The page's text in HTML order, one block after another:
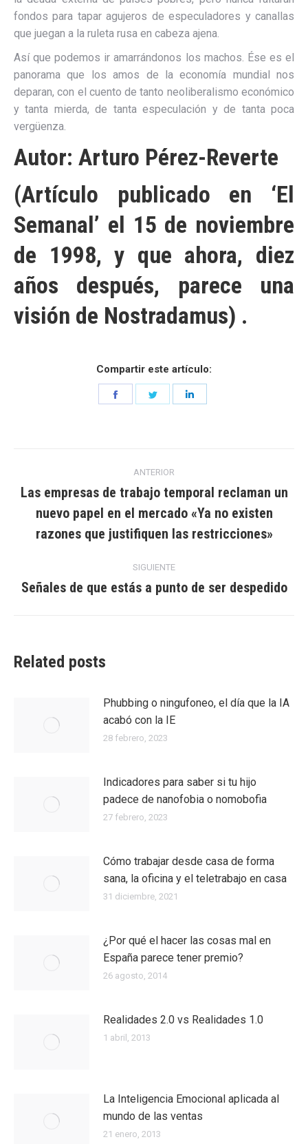
fondos para tapar agujeros de especuladores y canallas
que juegan a la ruleta rusa en cabeza ajena.
Así que podemos ir amarrándonos los machos. Ése es el
panorama que los amos de la economía mundial nos
deparan, con el cuento de tanto neoliberalismo económico
y tanta mierda, de tanta especulación y de tanta poca
vergüenza.
Autor: Arturo Pérez-Reverte
(Artículo publicado en ‘El
Semanal’ el 15 de noviembre
de 1998, y que ahora, diez
años después, parece una
visión de Nostradamus) .
Compartir este artículo:
Share
entre
entradas
ANTERIOR
Entrada
anterior:
Las empresas de trabajo temporal reclaman un
nuevo papel en el mercado «Ya no existen
razones que justifiquen las restricciones»
SIGUIENTE
Entrada
Señales de que estás a punto de ser despedido
Related posts
Phubbing​ o ningufoneo, el día que la IA
acabó con la IE
28 febrero, 2023
Indicadores para saber si tu hijo
padece de nanofobia o nomobofia
27 febrero, 2023
Cómo trabajar desde casa de forma
sana, la oficina y el teletrabajo en casa
31 diciembre, 2021
¿Por qué el hacer las cosas mal en
España parece tener premio?
26 agosto, 2014
Realidades 2.0 vs Realidades 1.0
1 abril, 2013
La Inteligencia Emocional aplicada al
mundo de las ventas
21 enero, 2013